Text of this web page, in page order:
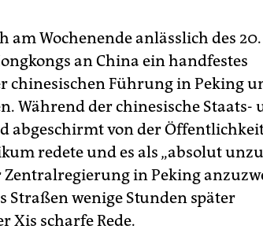
am Wochenende anlässlich des 20.
an China ein handfestes
chinesischen Führung in Peking
Während der chinesische Staats-
abgeschirmt von der
redete und es als „absolut
Zentralregierung in Peking
Straßen wenige Stunden später
Xis scharfe Rede.